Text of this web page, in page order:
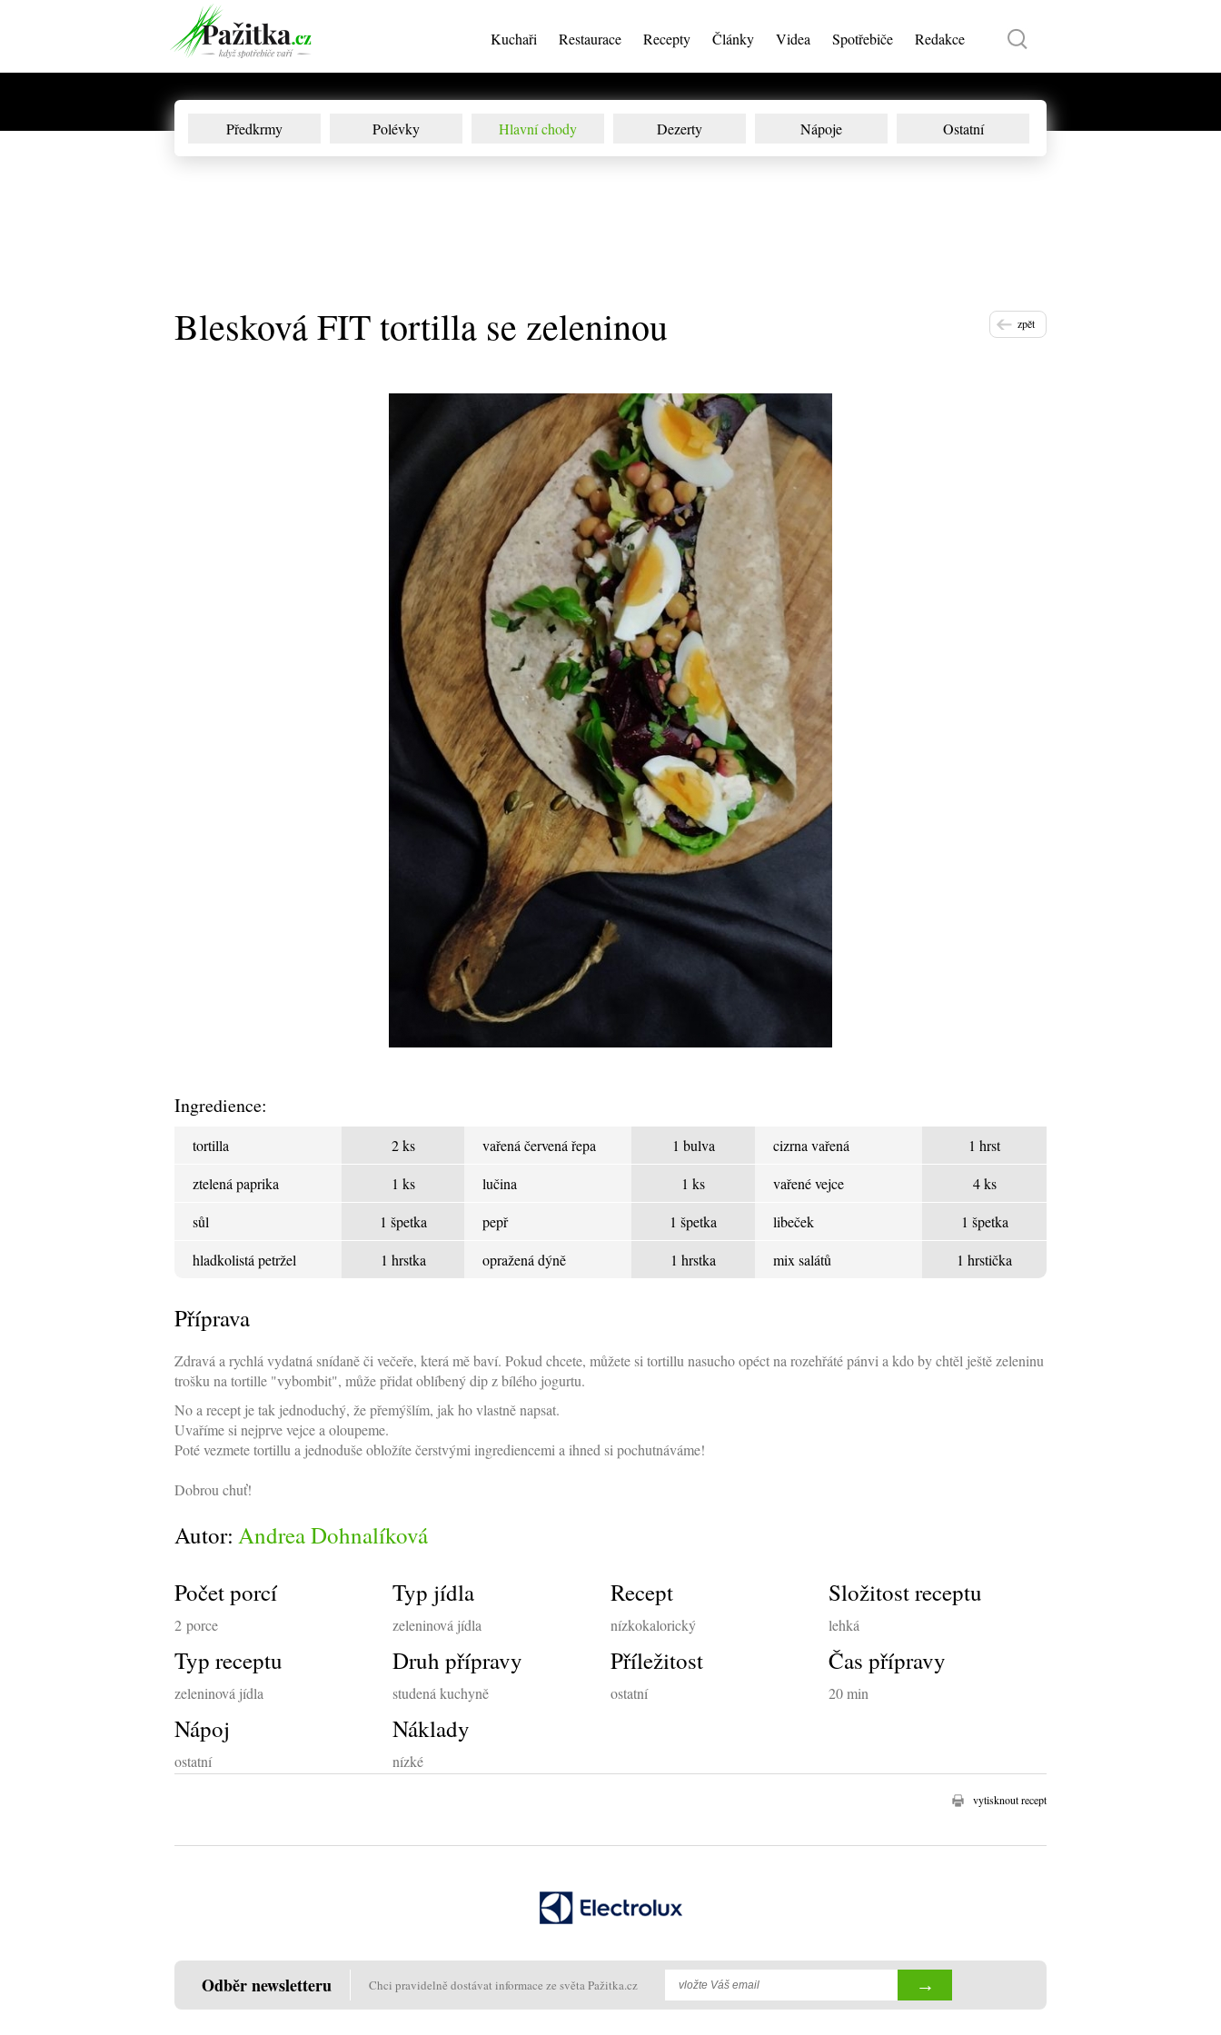
Kuchaři Restaurace Recepty Články Videa Spotřebiče Redakce
Předkrmy Polévky Hlavní chody Dezerty Nápoje Ostatní
Blesková FIT tortilla se zeleninou zpět
Ingredience:
tortilla 2 ks vařená červená řepa 1 bulva cizrna vařená
1 hrst
ztelená paprika
1 ks lučina 1 ks vařené vejce
4 ks
sůl
1 špetka pepř 1 špetka libeček
1 špetka
hladkolistá petržel
1 hrstka opražená dýně 1 hrstka mix salátů 1 hrstička
Příprava
Zdravá a rychlá vydatná snídaně či večeře, která mě baví. Pokud chcete, můžete si tortillu nasucho opéct na rozehřáté pánvi a kdo by chtěl ještě zeleninu
trošku na tortille "vybombit", může přidat oblíbený dip z bílého jogurtu.
No a recept je tak jednoduchý, že přemýšlím, jak ho vlastně napsat.
Uvaříme si nejprve vejce a oloupeme.
Poté vezmete tortillu a jednoduše obložíte čerstvými ingrediencemi a ihned si pochutnáváme!
Dobrou chuť!
Autor: Andrea Dohnalíková
Počet porcí
2 porce
Typ jídla
zeleninová jídla
Recept
nízkokalorický
Složitost receptu
lehká
Typ receptu
zeleninová jídla
Druh přípravy
studená kuchyně
Příležitost
ostatní
Čas přípravy
20 min
Nápoj
ostatní
Náklady
nízké
vytisknout recept
Odběr newsletteru Chci pravidelně dostávat informace ze světa Pažitka.cz